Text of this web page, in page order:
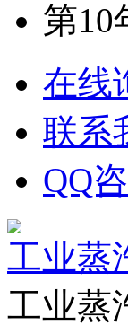
第10
在线
联系
QQ
工业蒸
工业蒸